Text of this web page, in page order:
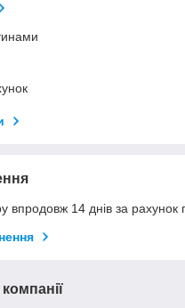
впродовж 14 днів за рахунок